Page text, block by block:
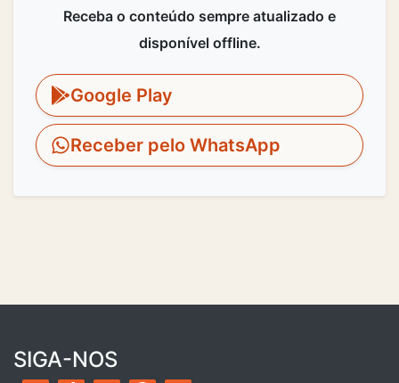
Receba o conteúdo sempre atualizado e
disponível offline.
Google Play
Receber pelo WhatsApp
SIGA-NOS